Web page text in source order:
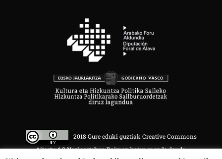
2018 Gure eduki guztiak Creative Commons
Aitortu 4.0 Nazioartekoa Baimen baten mende daude.